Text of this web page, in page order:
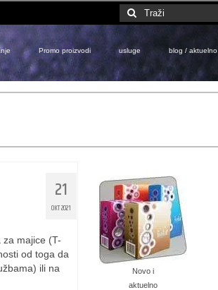
Search
for:
Promo proizvodi usluge blog / aktuelno
21
OKT 2021
majice (T-
od toga da
ili na
Novo i
aktuelno